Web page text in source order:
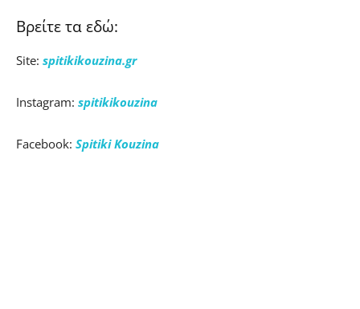
Βρείτε τα εδώ:
Site: spitikikouzina.gr
Instagram: spitikikouzina
Facebook: Spitiki Kouzina